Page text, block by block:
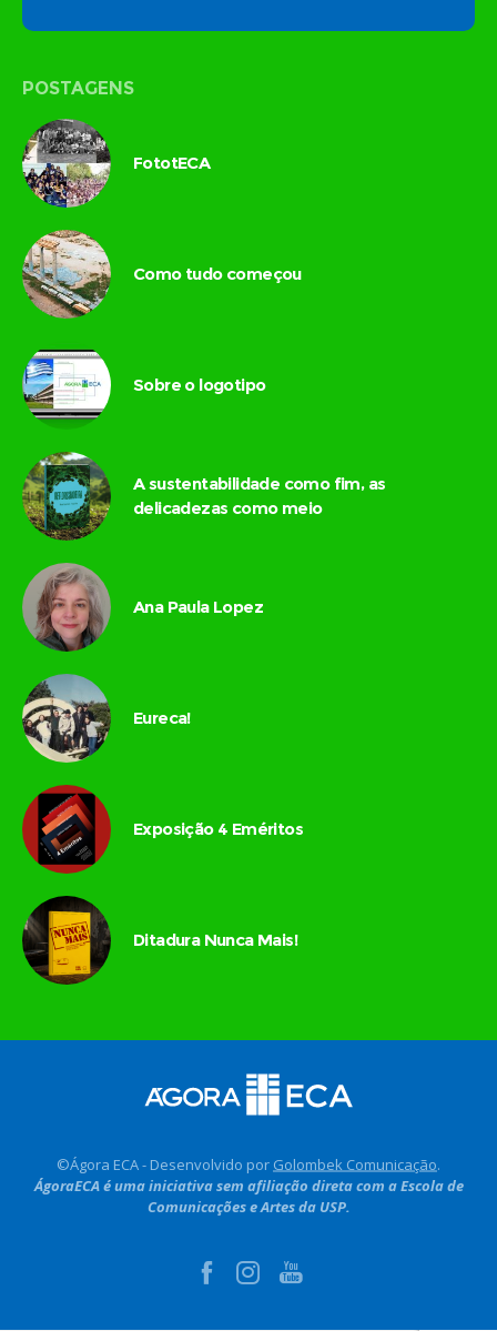
POSTAGENS
FototECA
Como tudo começou
Sobre o logotipo
A sustentabilidade como fim, as
delicadezas como meio
Ana Paula Lopez
Eureca!
Exposição 4 Eméritos
Ditadura Nunca Mais!
©Ágora ECA - Desenvolvido por Golombek Comunicação.
ÁgoraECA é uma iniciativa sem afiliação direta com a Escola de
Comunicações e Artes da USP.